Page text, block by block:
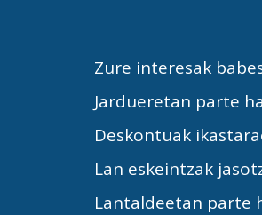
Zure interesak
Jardueretan parte
Deskontuak
Lan eskeintzak
Lantaldeetan parte